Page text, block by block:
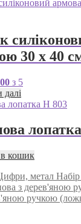
30 х 40
з 5
далі
кошик
ручкою